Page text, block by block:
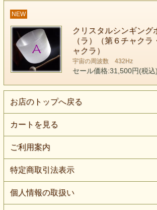
NEW
クリスタルシンギング
（ラ）（第６チャクラ
ャクラ）
宇宙の周波数 432Hz
セール価格:31,500円(税込
お店のトップへ戻る
カートを見る
ご利用案内
特定商取引法表示
個人情報の取扱い